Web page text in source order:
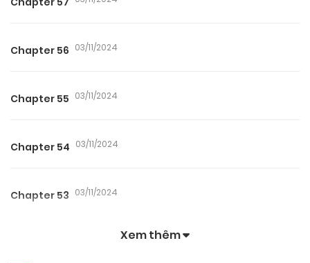
Chapter 56 03/11/2024
Chapter 55 03/11/2024
Chapter 54 03/11/2024
Chapter 53 03/11/2024
Xem thêm